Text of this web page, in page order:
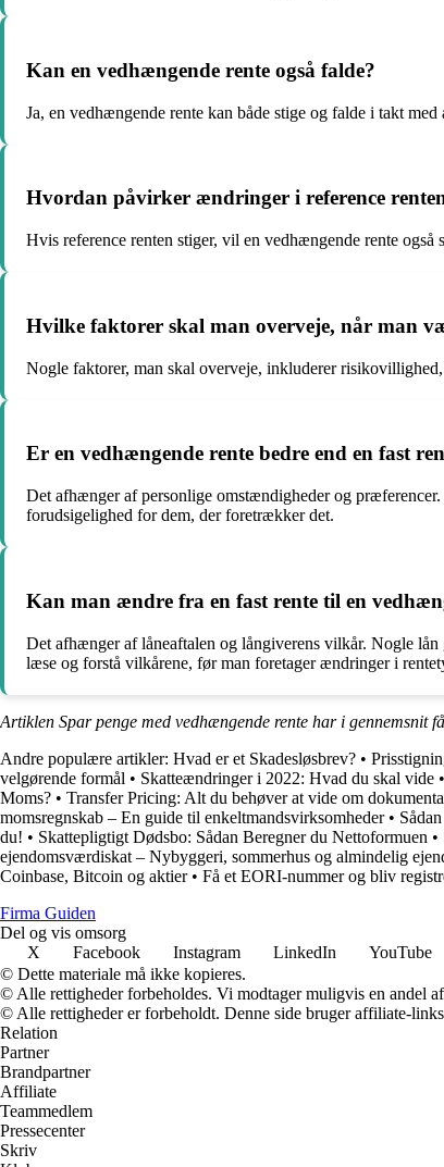
Kan en vedhængende rente også falde?
Ja, en vedhængende rente kan både stige og falde i takt
Hvordan påvirker ændringer i reference
Hvis reference renten stiger, vil en vedhængende rente
Hvilke faktorer skal man overveje, når man
Nogle faktorer, man skal overveje, inkluderer
Er en vedhængende rente bedre end en fast
Det afhænger af personlige omstændigheder og
forudsigelighed for dem, der foretrækker det.
Kan man ændre fra en fast rente til en
Det afhænger af låneaftalen og långiverens vilkår. Nogle
læse og forstå vilkårene, før man foretager ændringer i
Artiklen Spar penge med vedhængende rente har i gennemsnit
Andre populære artikler: Hvad er et Skadesløsbrev? •
velgørende formål • Skatteændringer i 2022: Hvad du skal vide •
Moms? • Transfer Pricing: Alt du behøver at vide om
momsregnskab – En guide til enkeltmandsvirksomheder•
du! • Skattepligtigt Dødsbo: Sådan Beregner du Nettoformuen •
ejendomsværdiskat – Nybyggeri, sommerhus og almindelig
Coinbase, Bitcoin og aktier• Få et EORI-nummer og bliv
Firma Guiden
Del og vis omsorg
X
Facebook Instagram LinkedIn YouTube
© Dette materiale må ikke kopieres.
© Alle rettigheder forbeholdes. Vi modtager muligvis en andel
© Alle rettigheder er forbeholdt. Denne side bruger affiliate-
Relation
Partner
Brandpartner
Affiliate
Teammedlem
Pressecenter
Skriv